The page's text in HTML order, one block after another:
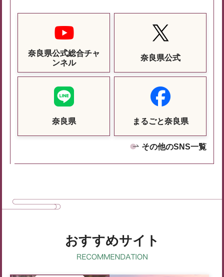
奈良県公式総合チャ
ンネル
奈良県公式
奈良県 まるごと奈良県
その他のSNS一覧
おすすめサイト